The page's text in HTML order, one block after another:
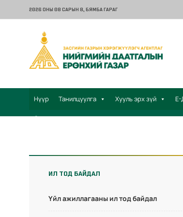
2026 ОНЫ 08 САРЫН 8, БЯМБА ГАРАГ
Нүүр Танилцуулга Хууль эрх зүй Е-
Санал хүсэлт
ИЛ ТОД БАЙДАЛ
Үйл ажиллагааны ил тод байдал